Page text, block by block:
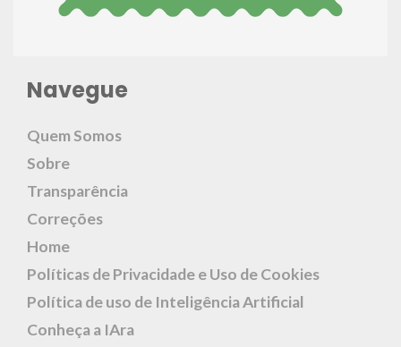
Navegue
Quem Somos
Sobre
Transparência
Correções
Home
Políticas de Privacidade e Uso de Cookies
Política de uso de Inteligência Artificial
Conheça a IAra